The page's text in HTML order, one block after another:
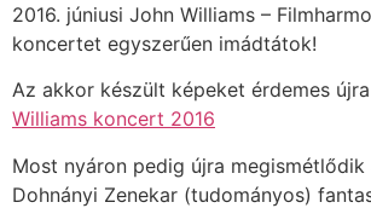
2016. júniusi John Williams –
koncertet egyszerűen imádtátok!
Az akkor készült képeket érdemes
Williams koncert 2016
Most nyáron pedig újra megismétlődik
Dohnányi Zenekar (tudományos)